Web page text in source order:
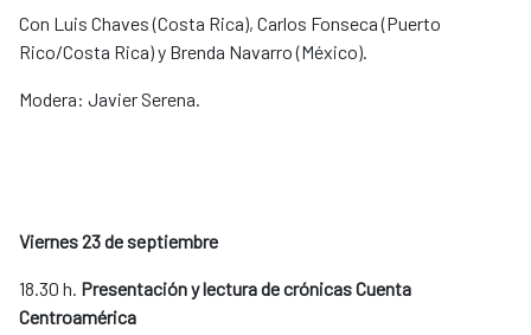
Con Luis Chaves (Costa Rica), Carlos Fonseca (Puerto
Rico/Costa Rica) y Brenda Navarro (México).
Modera: Javier Serena.
Viernes 23 de septiembre
18.30 h. Presentación y lectura de crónicas Cuenta
Centroamérica